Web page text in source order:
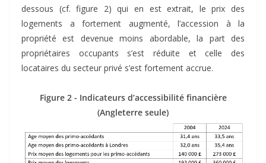
dessous (cf. figure 2) qui en est extrait, le prix des
logements a fortement augmenté, l’accession à la
propriété est devenue moins abordable, la part des
propriétaires occupants s’est réduite et celle des
locataires du secteur privé s’est fortement accrue.
Figure 2 - Indicateurs d’accessibilité financière
(Angleterre seule)